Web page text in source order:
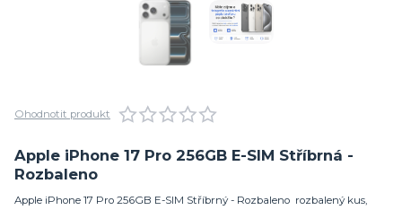
Ohodnotit produkt
Apple iPhone 17 Pro 256GB E-SIM Stříbrná -
Rozbaleno
Apple iPhone 17 Pro 256GB E-SIM Stříbrný - Rozbaleno rozbalený kus,